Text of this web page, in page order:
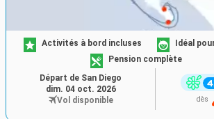
Activités à bord incluses
Idéal
Pension complète
dès
Départ de San Diego
dim. 04 oct. 2026
Vol disponible